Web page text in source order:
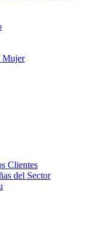
Mujer
Clientes
del Sector